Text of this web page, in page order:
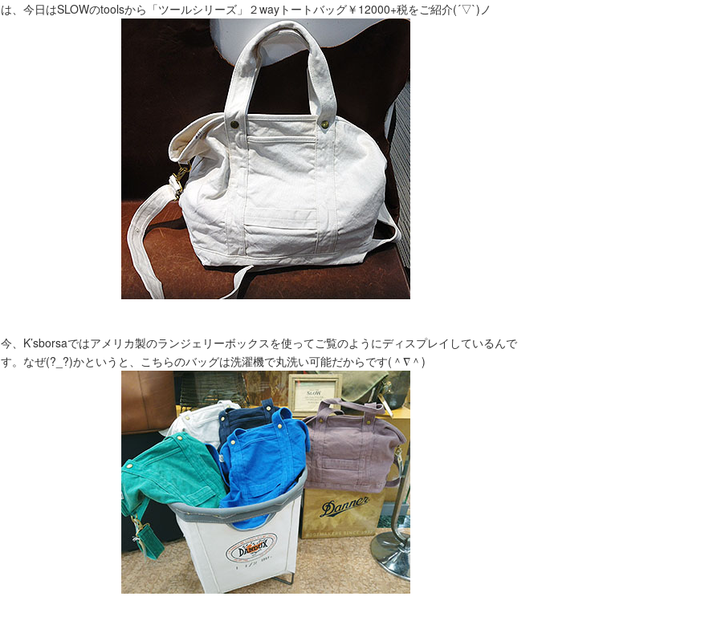
は、今日はSLOWのtoolsから「ツールシリーズ」２wayトートバッグ￥12000+税をご紹介(´▽`)ノ
今、K’sborsaではアメリカ製のランジェリーボックスを使ってご覧のようにディスプレイしているんで
す。なぜ(?_?)かというと、こちらのバッグは洗濯機で丸洗い可能だからです(＾∇＾)